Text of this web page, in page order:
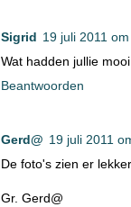
Sigrid 19 juli 2011
Wat hadden jullie
Beantwoorden
Gerd@ 19 juli 2011
De foto's zien er
Gr. Gerd@